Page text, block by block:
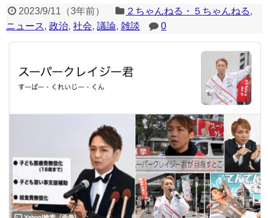
2023/9/11 （3年前） ２ちゃんねる・５ちゃんねる,
ニュース, 政治, 社会, 議論, 雑談 0